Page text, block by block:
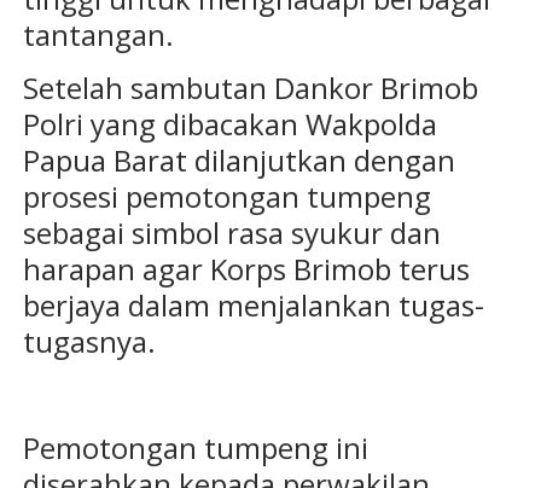
tantangan.
Setelah sambutan Dankor Brimob
Polri yang dibacakan Wakpolda
Papua Barat dilanjutkan dengan
prosesi pemotongan tumpeng
sebagai simbol rasa syukur dan
harapan agar Korps Brimob terus
berjaya dalam menjalankan tugas-
tugasnya.
Pemotongan tumpeng ini